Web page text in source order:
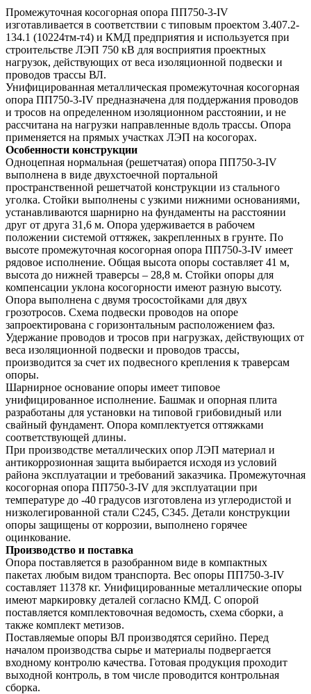
Промежуточная косогорная опора ПП750-3-IV
изготавливается в соответствии с типовым проектом 3.407.2-
134.1 (10224тм-т4) и КМД предприятия и используется при
строительстве ЛЭП 750 кВ для восприятия проектных
нагрузок, действующих от веса изоляционной подвески и
проводов трассы ВЛ.
Унифицированная металлическая промежуточная косогорная
опора ПП750-3-IV предназначена для поддержания проводов
и тросов на определенном изоляционном расстоянии, и не
рассчитана на нагрузки направленные вдоль трассы. Опора
применяется на прямых участках ЛЭП на косогорах.
Особенности конструкции
Одноцепная нормальная (решетчатая) опора ПП750-3-IV
выполнена в виде двухстоечной портальной
пространственной решетчатой конструкции из стального
уголка. Стойки выполнены с узкими нижними основаниями,
устанавливаются шарнирно на фундаменты на расстоянии
друг от друга 31,6 м. Опора удерживается в рабочем
положении системой оттяжек, закрепленных в грунте. По
высоте промежуточная косогорная опора ПП750-3-IV имеет
рядовое исполнение. Общая высота опоры составляет 41 м,
высота до нижней траверсы – 28,8 м. Стойки опоры для
компенсации уклона косогорности имеют разную высоту.
Опора выполнена с двумя тросостойками для двух
грозотросов. Схема подвески проводов на опоре
запроектирована с горизонтальным расположением фаз.
Удержание проводов и тросов при нагрузках, действующих от
веса изоляционной подвески и проводов трассы,
производится за счет их подвесного крепления к траверсам
опоры.
Шарнирное основание опоры имеет типовое
унифицированное исполнение. Башмак и опорная плита
разработаны для установки на типовой грибовидный или
свайный фундамент. Опора комплектуется оттяжками
соответствующей длины.
При производстве металлических опор ЛЭП материал и
антикоррозионная защита выбирается исходя из условий
района эксплуатации и требований заказчика. Промежуточная
косогорная опора ПП750-3-IV для эксплуатации при
температуре до -40 градусов изготовлена из углеродистой и
низколегированной стали С245, С345. Детали конструкции
опоры защищены от коррозии, выполнено горячее
оцинкование.
Производство и поставка
Опора поставляется в разобранном виде в компактных
пакетах любым видом транспорта. Вес опоры ПП750-3-IV
составляет 11378 кг. Унифицированные металлические опоры
имеют маркировку деталей согласно КМД. С опорой
поставляется комплектовочная ведомость, схема сборки, а
также комплект метизов.
Поставляемые опоры ВЛ производятся серийно. Перед
началом производства сырье и материалы подвергается
входному контролю качества. Готовая продукция проходит
выходной контроль, в том числе проводится контрольная
сборка.